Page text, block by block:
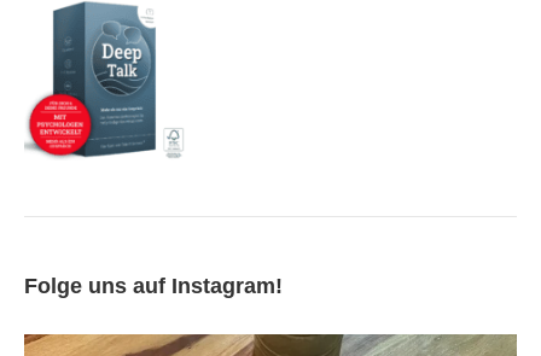
Folge uns auf Instagram!